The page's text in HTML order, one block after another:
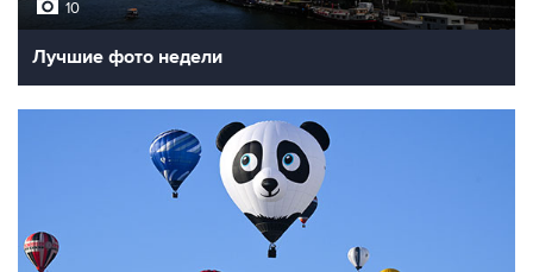
10
Лучшие фото недели